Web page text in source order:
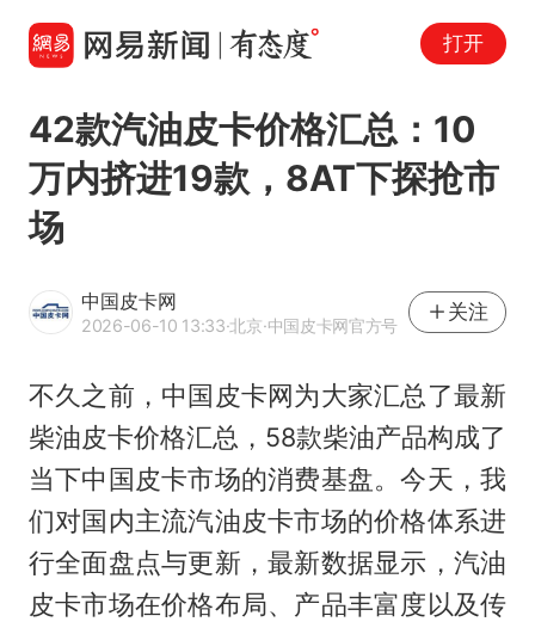
打开
42款汽油皮卡价格汇总：10
万内挤进19款，8AT下探抢市
场
中国皮卡网
2026-06-10 13:33·北京·中国皮卡网官方号
关注
不久之前，中国皮卡网为大家汇总了最新
柴油皮卡价格汇总，58款柴油产品构成了
当下中国皮卡市场的消费基盘。今天，我
们对国内主流汽油皮卡市场的价格体系进
行全面盘点与更新，最新数据显示，汽油
皮卡市场在价格布局、产品丰富度以及传